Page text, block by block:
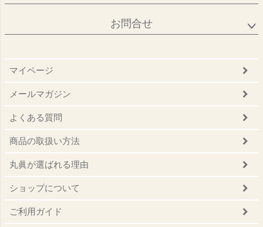
お問合せ
マイページ
メールマガジン
よくある質問
商品の取扱い方法
丸眞が選ばれる理由
ショップについて
ご利用ガイド